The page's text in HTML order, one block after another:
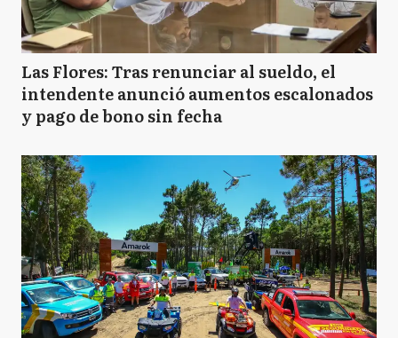
Las Flores: Tras renunciar al sueldo, el
intendente anunció aumentos escalonados
y pago de bono sin fecha